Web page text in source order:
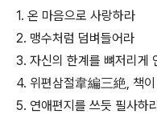
1. 온 마음으로 사랑하라
2. 맹수처럼 덤벼들어라
3. 자신의 한계를 뼈저리게
4. 위편삼절韋編三絶, 책
5. 연애편지를 쓰듯 필사하